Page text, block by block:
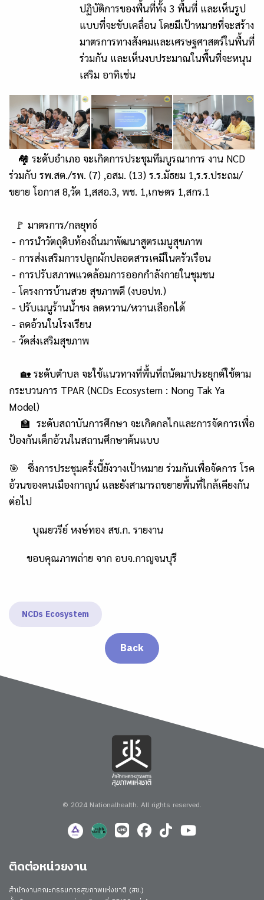
ปฏิบัติการของพื้นที่ทั้ง 3 พื้นที่ และเห็นรูป
แบบที่จะขับเคลื่อน โดยมีเป้าหมายที่จะสร้าง
มาตรการทางสังคมและเศรษฐศาสตร์ในพื้นที่
ร่วมกัน และเห็นงบประมาณในพื้นที่จะหนุน
เสริม อาทิเช่น
🏘 ระดับอำเภอ จะเกิดการประชุมทีมบูรณาการ งาน NCD
ร่วมกับ รพ.สต./รพ. (7) ,อสม. (13) ร.ร.มัธยม 1,ร.ร.ประถม/
ขยาย โอกาส 8,วัด 1,สสอ.3, พช. 1,เกษตร 1,สกร.1
🚩 มาตรการ/กลยุทธ์
- การนำวัตถุดิบท้องถิ่นมาพัฒนาสูตรเมนูสุขภาพ
- การส่งเสริมการปลูกผักปลอดสารเคมีในครัวเรือน
- การปรับสภาพแวดล้อมการออกกำลังกายในชุมชน
- โครงการบ้านสวย สุขภาพดี (งบอปท.)
- ปรับเมนูร้านน้ำชง ลดหวาน/หวานเลือกได้
- ลดอ้วนในโรงเรียน
- วัดส่งเสริมสุขภาพ
🏡 ระดับตำบล จะใช้แนวทางที่พื้นที่ถนัดมาประยุกต์ใช้ตาม
กระบวนการ TPAR (NCDs Ecosystem : Nong Tak Ya
Model)
🏫 ระดับสถาบันการศึกษา จะเกิดกลไกและการจัดการเพื่อ
ป้องกันเด็กอ้วนในสถานศึกษาต้นแบบ
🎯 ซึ่งการประชุมครั้งนี้ยังวางเป้าหมาย ร่วมกันเพื่อจัดการ โรค
อ้วนของคนเมืองกาญน์ และยังสามารถขยายพื้นที่ใกล้เคียงกัน
ต่อไป
บุณยวรีย์ หงษ์ทอง สช.ก. รายงาน
ขอบคุณภาพถ่าย จาก อบจ.กาญจนบุรี
NCDs Ecosystem
Back
© 2024 Nationalhealth. All rights reserved.
ติดต่อหน่วยงาน
สำนักงานคณะกรรมการสุขภาพแห่งชาติ (สช.)